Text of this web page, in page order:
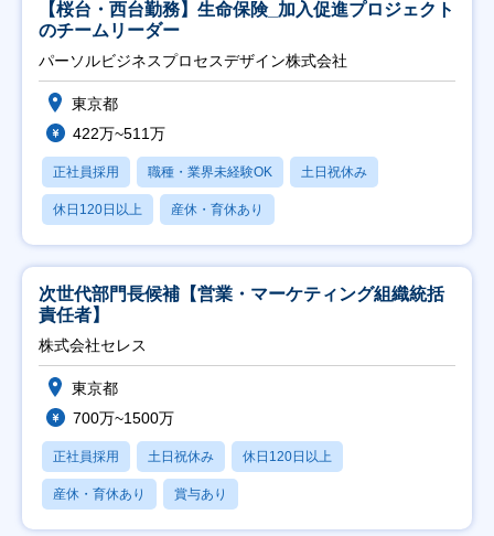
【桜台・西台勤務】生命保険_加入促進プロジェクト
のチームリーダー
パーソルビジネスプロセスデザイン株式会社
東京都
422万~511万
正社員採用 職種・業界未経験OK 土日祝休み
休日120日以上 産休・育休あり
次世代部門長候補【営業・マーケティング組織統括
責任者】
株式会社セレス
東京都
700万~1500万
正社員採用 土日祝休み 休日120日以上
産休・育休あり 賞与あり